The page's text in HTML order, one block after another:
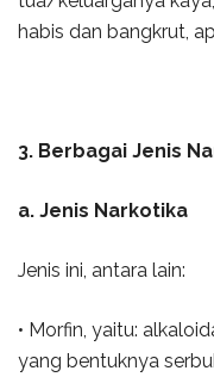
habis dan bangkrut,
3. Berbagai Jenis
a. Jenis Narkotika
Jenis ini, antara lain:
• Morfin, yaitu:
yang bentuknya